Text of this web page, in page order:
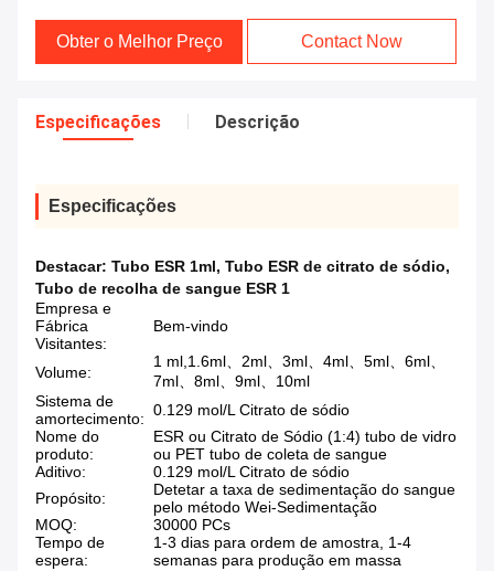
Obter o Melhor Preço Contact Now
Especificações Descrição
Especificações
Destacar: Tubo ESR 1ml, Tubo ESR de citrato de sódio,
Tubo de recolha de sangue ESR 1
Empresa e
Fábrica
Visitantes:
Bem-vindo
Volume:
1 ml,1.6ml、2ml、3ml、4ml、5ml、6ml、
7ml、8ml、9ml、10ml
Sistema de
amortecimento: 0.129 mol/L Citrato de sódio
Nome do
produto:
ESR ou Citrato de Sódio (1:4) tubo de vidro
ou PET tubo de coleta de sangue
Aditivo:
0.129 mol/L Citrato de sódio
Propósito:
Detetar a taxa de sedimentação do sangue
pelo método Wei-Sedimentação
MOQ:
30000 PCs
Tempo de
espera:
1-3 dias para ordem de amostra, 1-4
semanas para produção em massa